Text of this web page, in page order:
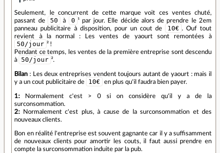
Seulement, le concurrent de cette marque voit ces ventes chuté,
passant de
50 à 0 ¹ par jour. Elle décide alors de prendre le 2em
panneau publicitaire à disposition, pour un cout de
10€ . Ouf tout
revient à la normal : Les ventes de yaourt sont remontées à
50/jour ² !
Pendant ce temps, les ventes de la première entreprise sont descendu
à
50/jour ².
Bilan : Les deux entreprises vendent toujours autant de yaourt : mais il
y a un cout publicitaire de
10€ en plus qu'il faudra bien payer.
1: Normalement c'est > 0 si on considère qu'il y a de la
surconsommation.
2: Normalement c'est plus, à cause de la surconsommation et des
nouveaux clients.
Bon en réalité l'entreprise est souvent gagnante car il y a suffisamment
de nouveaux clients pour amortir les couts, il faut aussi prendre en
compte la surconsommation induite par la pub.